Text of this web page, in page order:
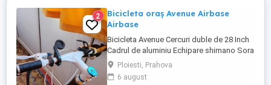
2
Bicicleta oraș Avenue Airbase
Airbase
Bicicleta Avenue Cercuri duble de 28 Inch
Cadrul de aluminiu Echipare shimano Sora
Frâne pe tambur. Numai cu ridicare
personala
Ploiesti, Prahova
6 august